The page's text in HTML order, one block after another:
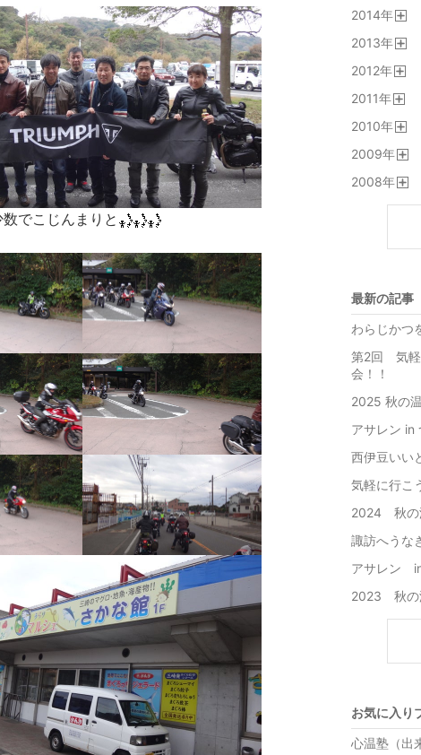
でこじんまりと
2014年
2013年
2012年
2011年
2010年
2009年
2008年
最新の記事
わらじかつ
第2回 気軽
会！！
2025 秋の
アサレン in
西伊豆いい
気軽に行こ
2024 秋の
諏訪へうな
アサレン
2023 秋の
お気に入り
心温塾（出